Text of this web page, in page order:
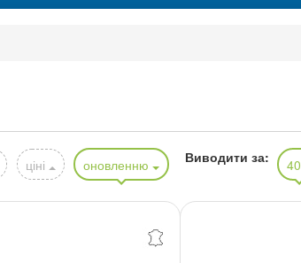
ціні оновленню Виводити за: 40